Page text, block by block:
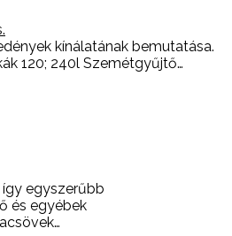
kínálatának bemutatása.
120; 240l Szemétgyűjtő…
egyszerűbb
és egyébek